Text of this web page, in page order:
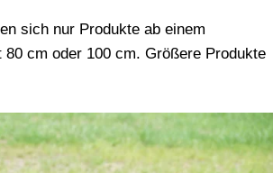
sich nur Produkte ab einem
cm oder 100 cm. Größere Produkte